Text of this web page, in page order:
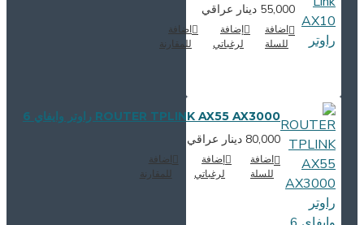
55,000 دينار عراقي
اضافة
للسلة
إضافة
لرغباتي
اضافة
للمقارنة
ROUTER TPLINK AX55 AX3000 راوتر وايفاي 6
80,000 دينار عراقي
اضافة
إضافة
لرغباتي
للمقارنة